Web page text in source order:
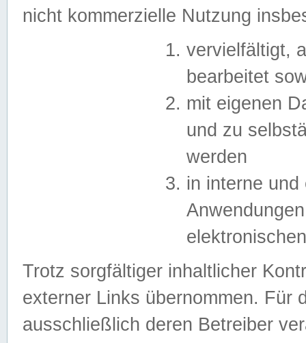
nicht kommerzielle Nutzung
vervielfältigt,
bearbeitet
mit eigenen
und zu
werden
in interne
Trotz sorgfältiger inhaltlicher
externer Links übernommen. Für
ausschließlich deren Betreiber